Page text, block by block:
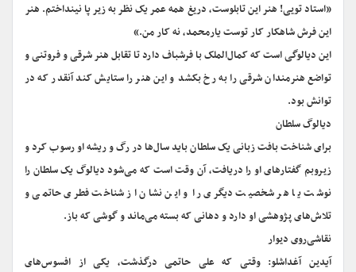
«استاد تویی! هنر این تابلوست، دریغ همه عمر یک نظر به زیر پا نینداختم. هنر
این فرش شاهکار کار توست یارمحمد، نه کار من.»
این دیالوگی است که کمال‌الملک با فرشباف دارد تا تقابل هنر شرقی و فروتنی و
تواضع هنرمندان شرقی را به رخ بکشد و این هنر را ستایش کند آنقدر که در
توانش بود.
دیالوگ‌ ‌سلطان
برای شناخت بافت زبانی یک سلطان باید سال‌ها در رگ و ریشه او رسوب کرد و
زیروبم گفتارهای او را دریافت، آن وقت است که می‌شود دیالوگ یک سلطان را
نوشت یا هر شخصیت دیگری را و این نشان از شناخت فطری حاتمی و
تلاش‌های پژوهشی او دارد و دهانی که بسته می‌ماند و گوشی که باز.
نقاشی‌روی دیوار
آیدین آغداشلو: وقتی که علی حاتمی درگذشت، یکی از افسوس‌های